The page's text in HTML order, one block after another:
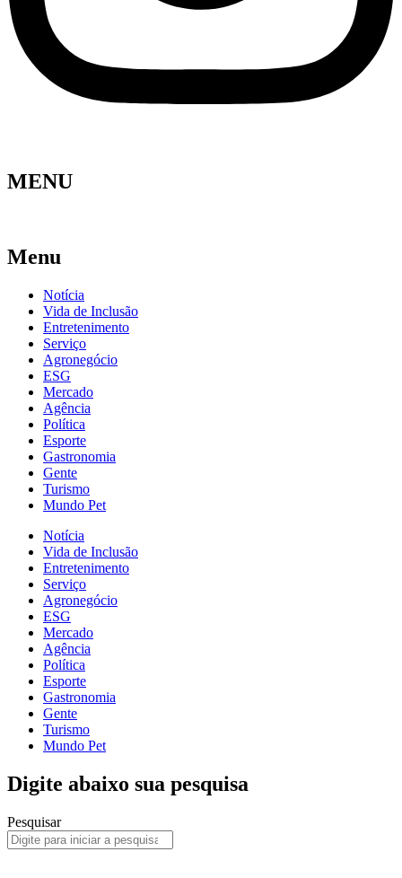
MENU
Menu
Notícia
Vida de Inclusão
Entretenimento
Serviço
Agronegócio
ESG
Mercado
Agência
Política
Esporte
Gastronomia
Gente
Turismo
Mundo Pet
Notícia
Vida de Inclusão
Entretenimento
Serviço
Agronegócio
ESG
Mercado
Agência
Política
Esporte
Gastronomia
Gente
Turismo
Mundo Pet
Digite abaixo sua pesquisa
Pesquisar